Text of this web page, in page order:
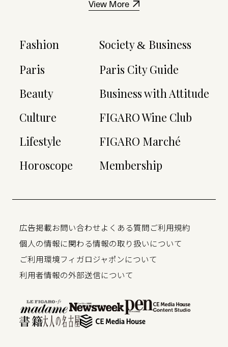
View More
Fashion
Paris
Beauty
Culture
Lifestyle
Horoscope
Society& Business
Paris City Guide
Business with Attitude
FIGARO Wine Club
FIGARO Marché
Membership
広告掲載お問い合わせよくある質問ご利用規約
個人の情報に関わる情報の取り扱いについて
ご利用環境フィガロジャポンについて
利用者情報の外部送信について